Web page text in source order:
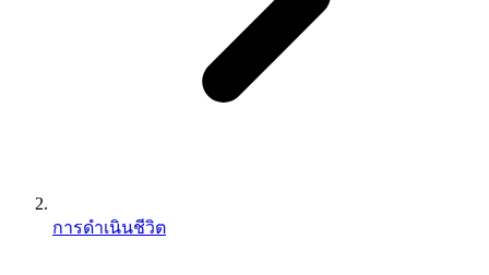
การดำเนินชีวิต